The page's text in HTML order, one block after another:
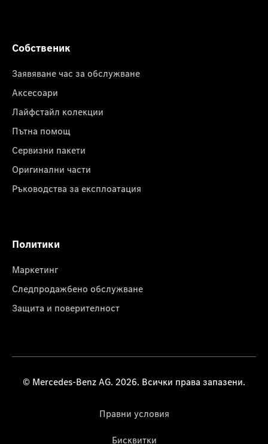
Собственик
Заявяване час за обслужване
Аксесоари
Лайфстайл колекции
Пътна помощ
Сервизни пакети
Оригинални части
Ръководства за експлоатация
Политики
Маркетинг
Следпродажбено обслужване
Защита и поверителност
© Mercedes-Benz AG. 2026. Всички права запазени.
Правни условия
Бисквитки